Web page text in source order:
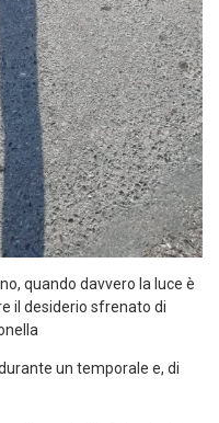
quando davvero la luce è
il desiderio sfrenato di
un temporale e, di